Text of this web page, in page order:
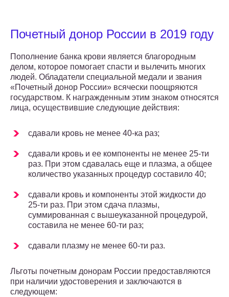
Почетный донор России в 2019 году
Пополнение банка крови является благородным
делом, которое помогает спасти и вылечить многих
людей. Обладатели специальной медали и звания
«Почетный донор России» всячески поощряются
государством. К награжденным этим знаком относятся
лица, осуществившие следующие действия:
сдавали кровь не менее 40-ка раз;
сдавали кровь и ее компоненты не менее 25-ти
раз. При этом сдавалась еще и плазма, а общее
количество указанных процедур составило 40;
сдавали кровь и компоненты этой жидкости до
25-ти раз. При этом сдача плазмы,
суммированная с вышеуказанной процедурой,
составила не менее 60-ти раз;
сдавали плазму не менее 60-ти раз.
Льготы почетным донорам России предоставляются
при наличии удостоверения и заключаются в
следующем: